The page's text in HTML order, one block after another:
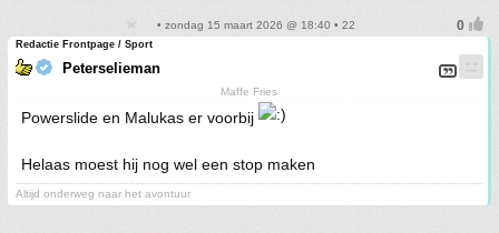
• zondag 15 maart 2026 @ 18:40 • 22
Redactie Frontpage / Sport
Peterselieman
Maffe Fries
Powerslide en Malukas er voorbij
Helaas moest hij nog wel een stop maken
Altijd onderweg naar het avontuur